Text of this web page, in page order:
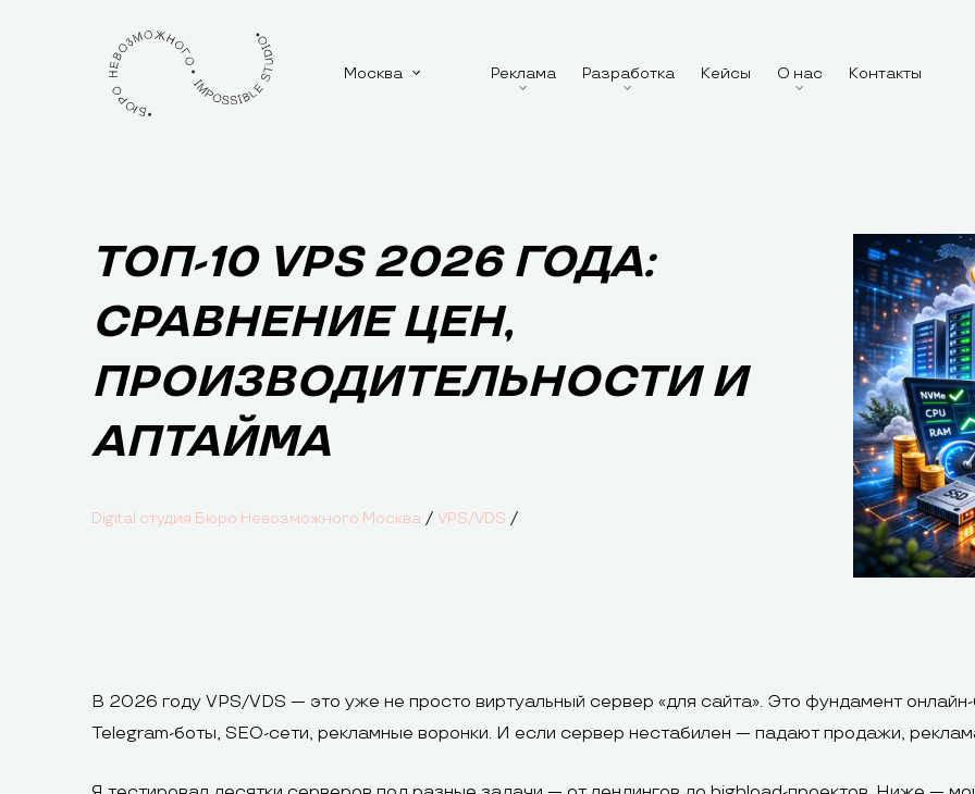
Москва Реклама Разработка Кейсы О нас Контакты
ТОП-10 VPS 2026 ГОДА:
СРАВНЕНИЕ ЦЕН,
ПРОИЗВОДИТЕЛЬНОСТИ И
АПТАЙМА
Digital студия Бюро Невозможного Москва / VPS/VDS /
В 2026 году VPS/VDS — это уже не просто виртуальный сервер «для сайта». Это фундамент
Telegram-боты, SEO-сети, рекламные воронки. И если сервер нестабилен — падают продажи,